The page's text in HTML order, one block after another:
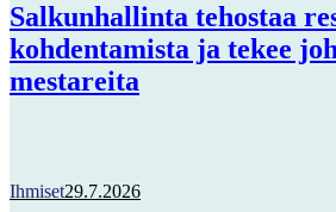
Salkunhallinta tehostaa
kohdentamista ja tekee
mestareita
Ihmiset29.7.2026